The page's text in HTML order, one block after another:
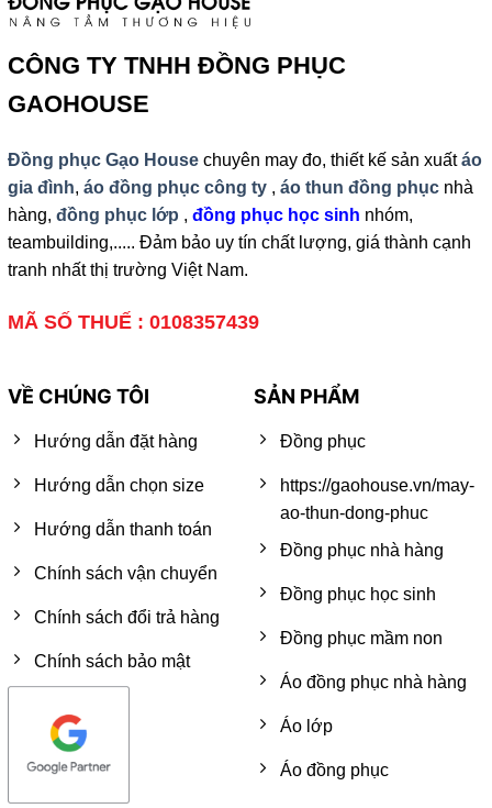
CÔNG TY TNHH ĐỒNG PHỤC
GAOHOUSE
Đồng phục Gạo Housechuyên may đo, thiết kế sản xuấtáo
gia đình, áo đồng phục công ty, áo thun đồng phụcnhà
hàng, đồng phục lớp , đồng phục học sinh nhóm,
teambuilding,..... Đảm bảo uy tín chất lượng, giá thành cạnh
tranh nhất thị trường Việt Nam.
MÃ SỐ THUẾ : 0108357439
VỀ CHÚNG TÔI
Hướng dẫn đặt hàng
Hướng dẫn chọn size
Hướng dẫn thanh toán
Chính sách vận chuyển
Chính sách đổi trả hàng
Chính sách bảo mật
SẢN PHẨM
Đồng phục
https://gaohouse.vn/may-
ao-thun-dong-phuc
Đồng phục nhà hàng
Đồng phục học sinh
Đồng phục mầm non
Áo đồng phục nhà hàng
Áo lớp
Áo đồng phục